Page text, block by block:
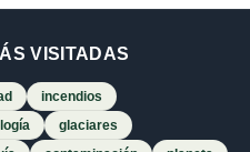
VISITADAS
incendios
glaciares